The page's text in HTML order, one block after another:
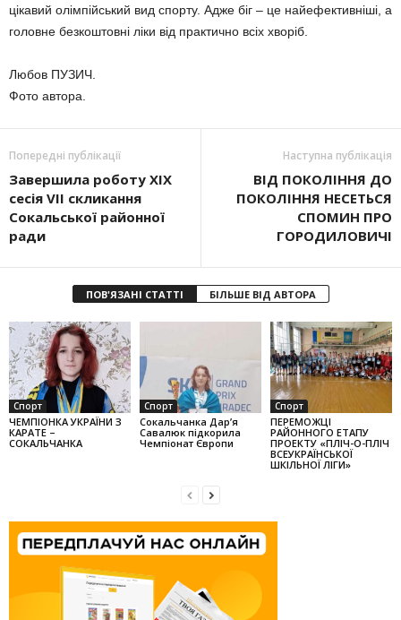
цікавий олімпійський вид спорту. Адже біг – це найефективніші, а
головне безкоштовні ліки від практично всіх хворіб.
Любов ПУЗИЧ.
Фото автора.
Попередні публікації
Завершила роботу XIX
сесія VII скликання
Сокальської районної
ради
Наступна публікація
ВІД ПОКОЛІННЯ ДО
ПОКОЛІННЯ НЕСЕТЬСЯ
СПОМИН ПРО
ГОРОДИЛОВИЧІ
ПОВ'ЯЗАНІ СТАТТІ БІЛЬШЕ ВІД АВТОРА
Спорт
ЧЕМПІОНКА УКРАЇНИ З
КАРАТЕ –
СОКАЛЬЧАНКА
Спорт
Сокальчанка Дар’я
Савалюк підкорила
Чемпіонат Європи
Спорт
ПЕРЕМОЖЦІ
РАЙОННОГО ЕТАПУ
ПРОЕКТУ «ПЛІЧ-О-ПЛІЧ
ВСЕУКРАЇНСЬКОЇ
ШКІЛЬНОЇ ЛІГИ»